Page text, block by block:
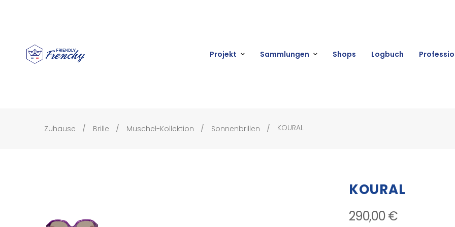
Projekt Sammlungen Shops Logbuch
Zuhause Brille Muschel-Kollektion Sonnenbrillen KOURAL
KOURAL
290,00 €